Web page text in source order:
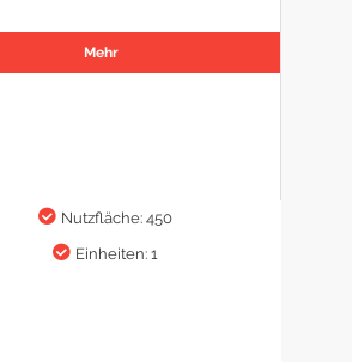
Mehr
Nutzfläche: 450
Einheiten: 1